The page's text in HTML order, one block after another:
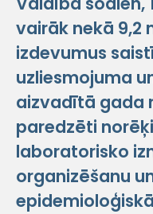
vairāk nekā 9,2
izdevumus
uzliesmojuma
aizvadītā gada
paredzēti
laboratorisko
organizēšanu